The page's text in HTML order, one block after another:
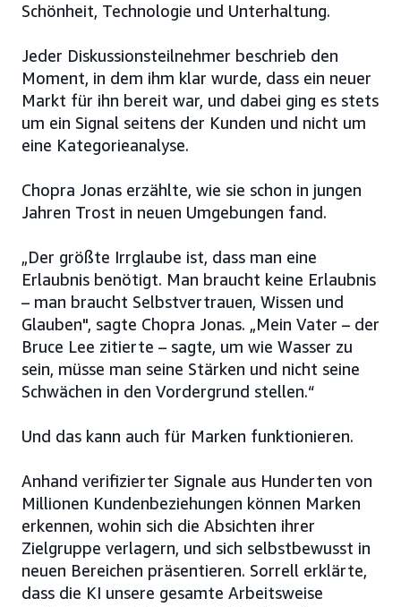
Schönheit, Technologie und Unterhaltung.
Jeder Diskussionsteilnehmer beschrieb den
Moment, in dem ihm klar wurde, dass ein neuer
Markt für ihn bereit war, und dabei ging es stets
um ein Signal seitens der Kunden und nicht um
eine Kategorieanalyse.
Chopra Jonas erzählte, wie sie schon in jungen
Jahren Trost in neuen Umgebungen fand.
„Der größte Irrglaube ist, dass man eine
Erlaubnis benötigt. Man braucht keine Erlaubnis
– man braucht Selbstvertrauen, Wissen und
Glauben", sagte Chopra Jonas. „Mein Vater – der
Bruce Lee zitierte – sagte, um wie Wasser zu
sein, müsse man seine Stärken und nicht seine
Schwächen in den Vordergrund stellen.“
Und das kann auch für Marken funktionieren.
Anhand verifizierter Signale aus Hunderten von
Millionen Kundenbeziehungen können Marken
erkennen, wohin sich die Absichten ihrer
Zielgruppe verlagern, und sich selbstbewusst in
neuen Bereichen präsentieren. Sorrell erklärte,
dass die KI unsere gesamte Arbeitsweise